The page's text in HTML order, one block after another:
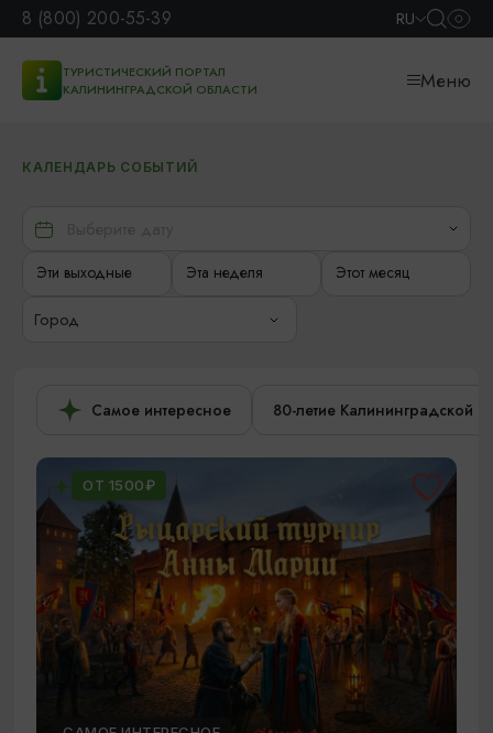
8 (800) 200-55-39 RU
ТУРИСТИЧЕСКИЙ ПОРТАЛ
КАЛИНИНГРАДСКОЙ ОБЛАСТИ
Меню
КАЛЕНДАРЬ СОБЫТИЙ
Эти выходные Эта неделя Этот месяц
Город
Самое интересное 80-летие Калининградской
ОТ 1500₽